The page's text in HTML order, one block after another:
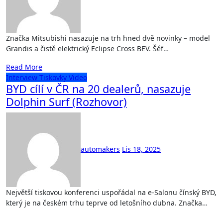
Značka Mitsubishi nasazuje na trh hned dvě novinky – model
Grandis a čistě elektrický Eclipse Cross BEV. Šéf…
Read More
Interview Tiskovky Video
BYD cílí v ČR na 20 dealerů, nasazuje
Dolphin Surf (Rozhovor)
automakers Lis 18, 2025
Největší tiskovou konferenci uspořádal na e-Salonu čínský BYD,
který je na českém trhu teprve od letošního dubna. Značka…